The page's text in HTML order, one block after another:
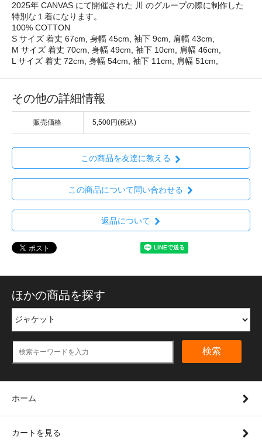
2025年 CANVAS にて開催された 川 のグループの際に制作した
特別な１着になります。
100% COTTON
S サイズ 着丈 67cm, 身幅 45cm, 袖下 9cm, 肩幅 43cm,
M サイズ 着丈 70cm, 身幅 49cm, 袖下 10cm, 肩幅 46cm,
L サイズ 着丈 72cm, 身幅 54cm, 袖下 11cm, 肩幅 51cm,
その他の詳細情報
販売価格 5,500円(税込)
この商品を友達に教える
この商品について問い合わせる
返品について
ほかの商品を探す
検索
ホーム
カートを見る